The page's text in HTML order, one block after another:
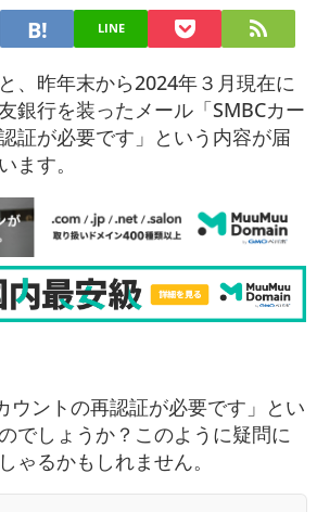
LINE
、昨年末から2024年３月現在に
銀行を装ったメール「SMBCカー
証が必要です」という内容が届
ます。
ウントの再認証が必要です」とい
でしょうか？このように疑問に
ゃるかもしれません。